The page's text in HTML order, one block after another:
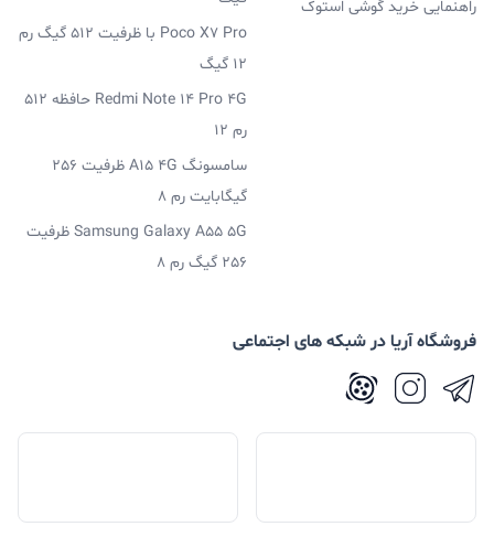
راهنمایی خرید گوشی استوک
Poco X7 Pro با ظرفیت 512 گیگ رم
12 گیگ
Redmi Note 14 Pro 4G حافظه 512
رم 12
سامسونگ A15 4G ظرفیت 256
گیگابایت رم 8
Samsung Galaxy A55 5G ظرفیت
256 گیگ رم 8
فروشگاه آریا در شبکه های اجتماعی